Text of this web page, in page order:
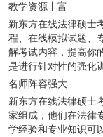
教学资源丰富
新东方在线法律硕士
程、在线模拟试题、
解考试内容，提高你
是进行针对性的强化
名师阵容强大
新东方在线法律硕士
家组成，他们在法律
学经验和专业知识可